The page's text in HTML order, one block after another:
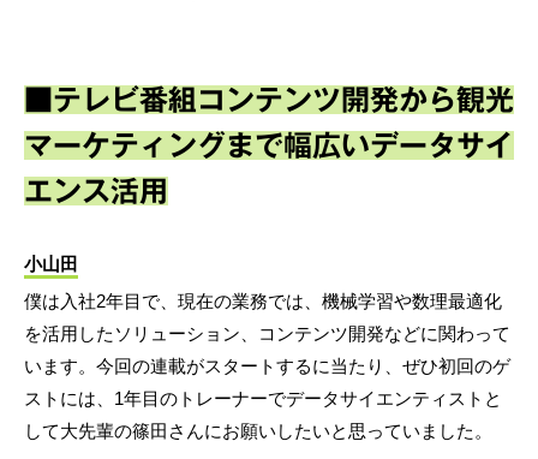
■テレビ番組コンテンツ開発から観光
マーケティングまで幅広いデータサイ
エンス活用
小山田
僕は入社2年目で、現在の業務では、機械学習や数理最適化
を活用したソリューション、コンテンツ開発などに関わって
います。今回の連載がスタートするに当たり、ぜひ初回のゲ
ストには、1年目のトレーナーでデータサイエンティストと
して大先輩の篠田さんにお願いしたいと思っていました。